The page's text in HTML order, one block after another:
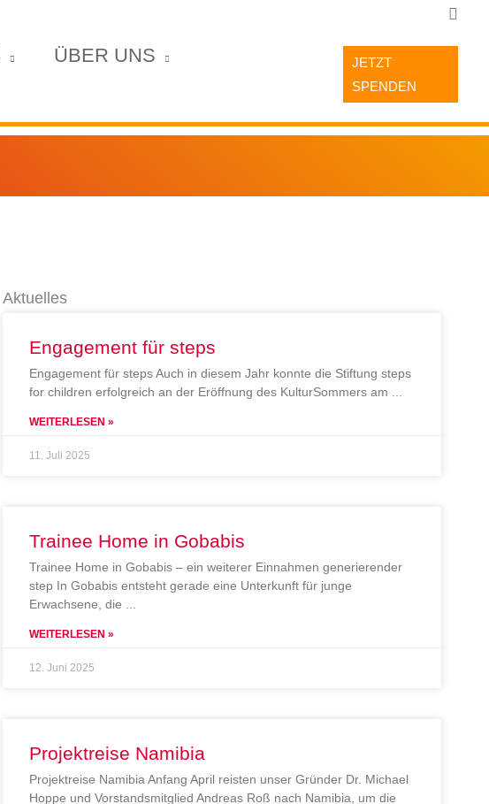
ÜBER UNS
JETZT
SPENDEN
Aktuelles
Engagement für steps
Engagement für steps Auch in diesem Jahr konnte die Stiftung steps
for children erfolgreich an der Eröffnung des KulturSommers am
WEITERLESEN »
11. Juli 2025
Trainee Home in Gobabis
Trainee Home in Gobabis – ein weiterer Einnahmen generierender
step In Gobabis entsteht gerade eine Unterkunft für junge
Erwachsene, die
WEITERLESEN »
12. Juni 2025
Projektreise Namibia
Projektreise Namibia Anfang April reisten unser Gründer Dr. Michael
Hoppe und Vorstandsmitglied Andreas Roß nach Namibia, um die